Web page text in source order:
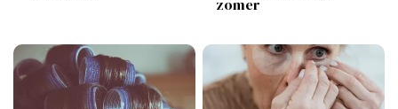
zomer